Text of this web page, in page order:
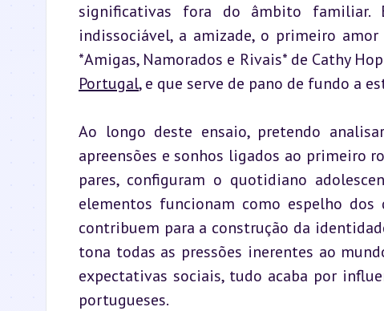
significativas fora do âmbito familiar.
indissociável, a amizade, o primeiro
*Amigas, Namorados e Rivais* de Cathy
Portugal, e que serve de pano de fundo a
Ao longo deste ensaio, pretendo
apreensões e sonhos ligados ao primeiro
pares, configuram o quotidiano
elementos funcionam como espelho
contribuem para a construção da
tona todas as pressões inerentes ao
expectativas sociais, tudo acaba por
portugueses.